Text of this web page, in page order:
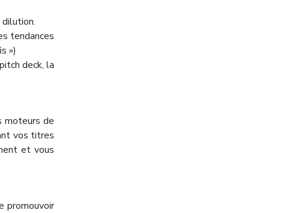
tendances
»)
deck, la
moteurs de
vos titres
et vous
promouvoir